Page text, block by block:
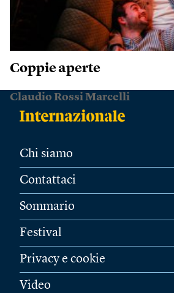
Coppie aperte
Claudio Rossi Marcelli
Chi siamo
Contattaci
Sommario
Festival
Privacy e cookie
Video